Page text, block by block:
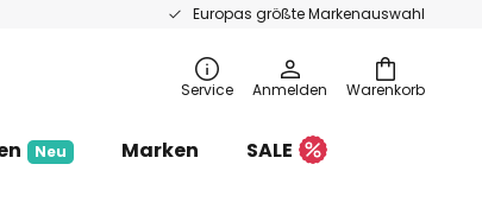
Europas größte Markenauswahl
Warenkorb
Service Anmelden
Neu Marken
SALE